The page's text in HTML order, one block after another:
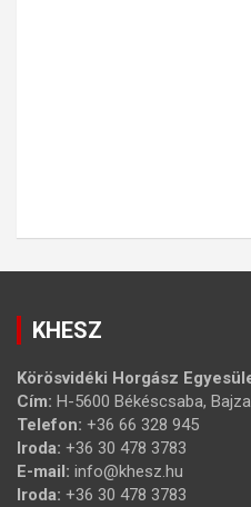
KHESZ
Körösvidéki Horgász
Cím: H-5600 Békéscsaba,
Telefon: +36 66 328 945
Iroda: +36 30 478 3783
E-mail: info@khesz.hu
Iroda: +36 30 478 3783